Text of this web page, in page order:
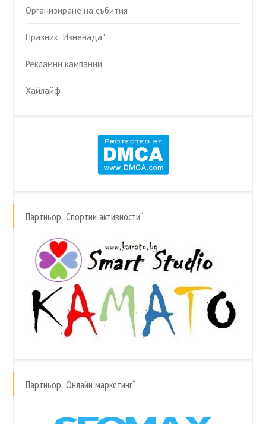
Организиране на събития
Празник "Изненада"
Рекламни кампании
Хайлайф
Партньор „Спортни активности“
Партньор „Онлайн маркетинг“